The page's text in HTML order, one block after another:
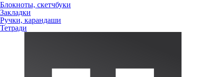
Блокноты, скетчбуки
Закладки
Ручки, карандаши
Тетради